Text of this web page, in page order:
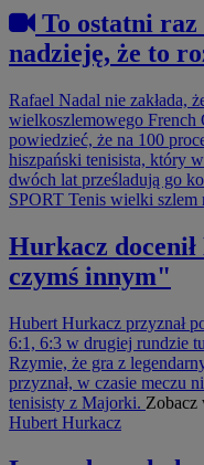
To ostatni
nadzieję, że to
Rafael Nadal nie zakłada,
wielkoszlemowego French
powiedzieć, że na 100
hiszpański tenisista, który
dwóch lat prześladują go
SPORT Tenis wielki szlem
Hurkacz
czymś innym"
Hubert Hurkacz przyznał
6:1, 6:3 w drugiej rundzie
Rzymie, że gra z
przyznał, w czasie meczu
tenisisty z Majorki. Zobacz
Hubert Hurkacz